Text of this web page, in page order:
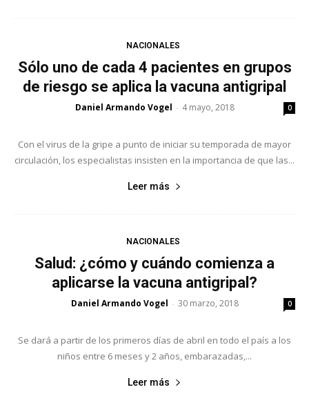
NACIONALES
Sólo uno de cada 4 pacientes en grupos
de riesgo se aplica la vacuna antigripal
Daniel Armando Vogel - 4 mayo, 2018 0
Con el virus de la gripe a punto de iniciar su temporada de mayor
circulación, los especialistas insisten en la importancia de que las...
Leer más
NACIONALES
Salud: ¿cómo y cuándo comienza a
aplicarse la vacuna antigripal?
Daniel Armando Vogel - 30 marzo, 2018 0
Se dará a partir de los primeros días de abril en todo el país a los
niños entre 6 meses y 2 años, embarazadas,...
Leer más